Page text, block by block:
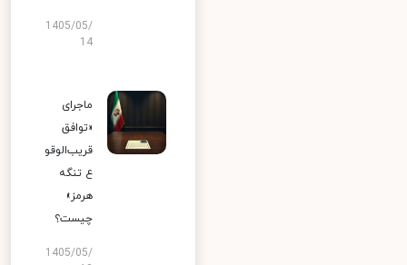
1405/05/
14
ماجرای
«توافق
قریب‌الوقو
ع تنگه
هرمز»
چیست؟
1405/05/